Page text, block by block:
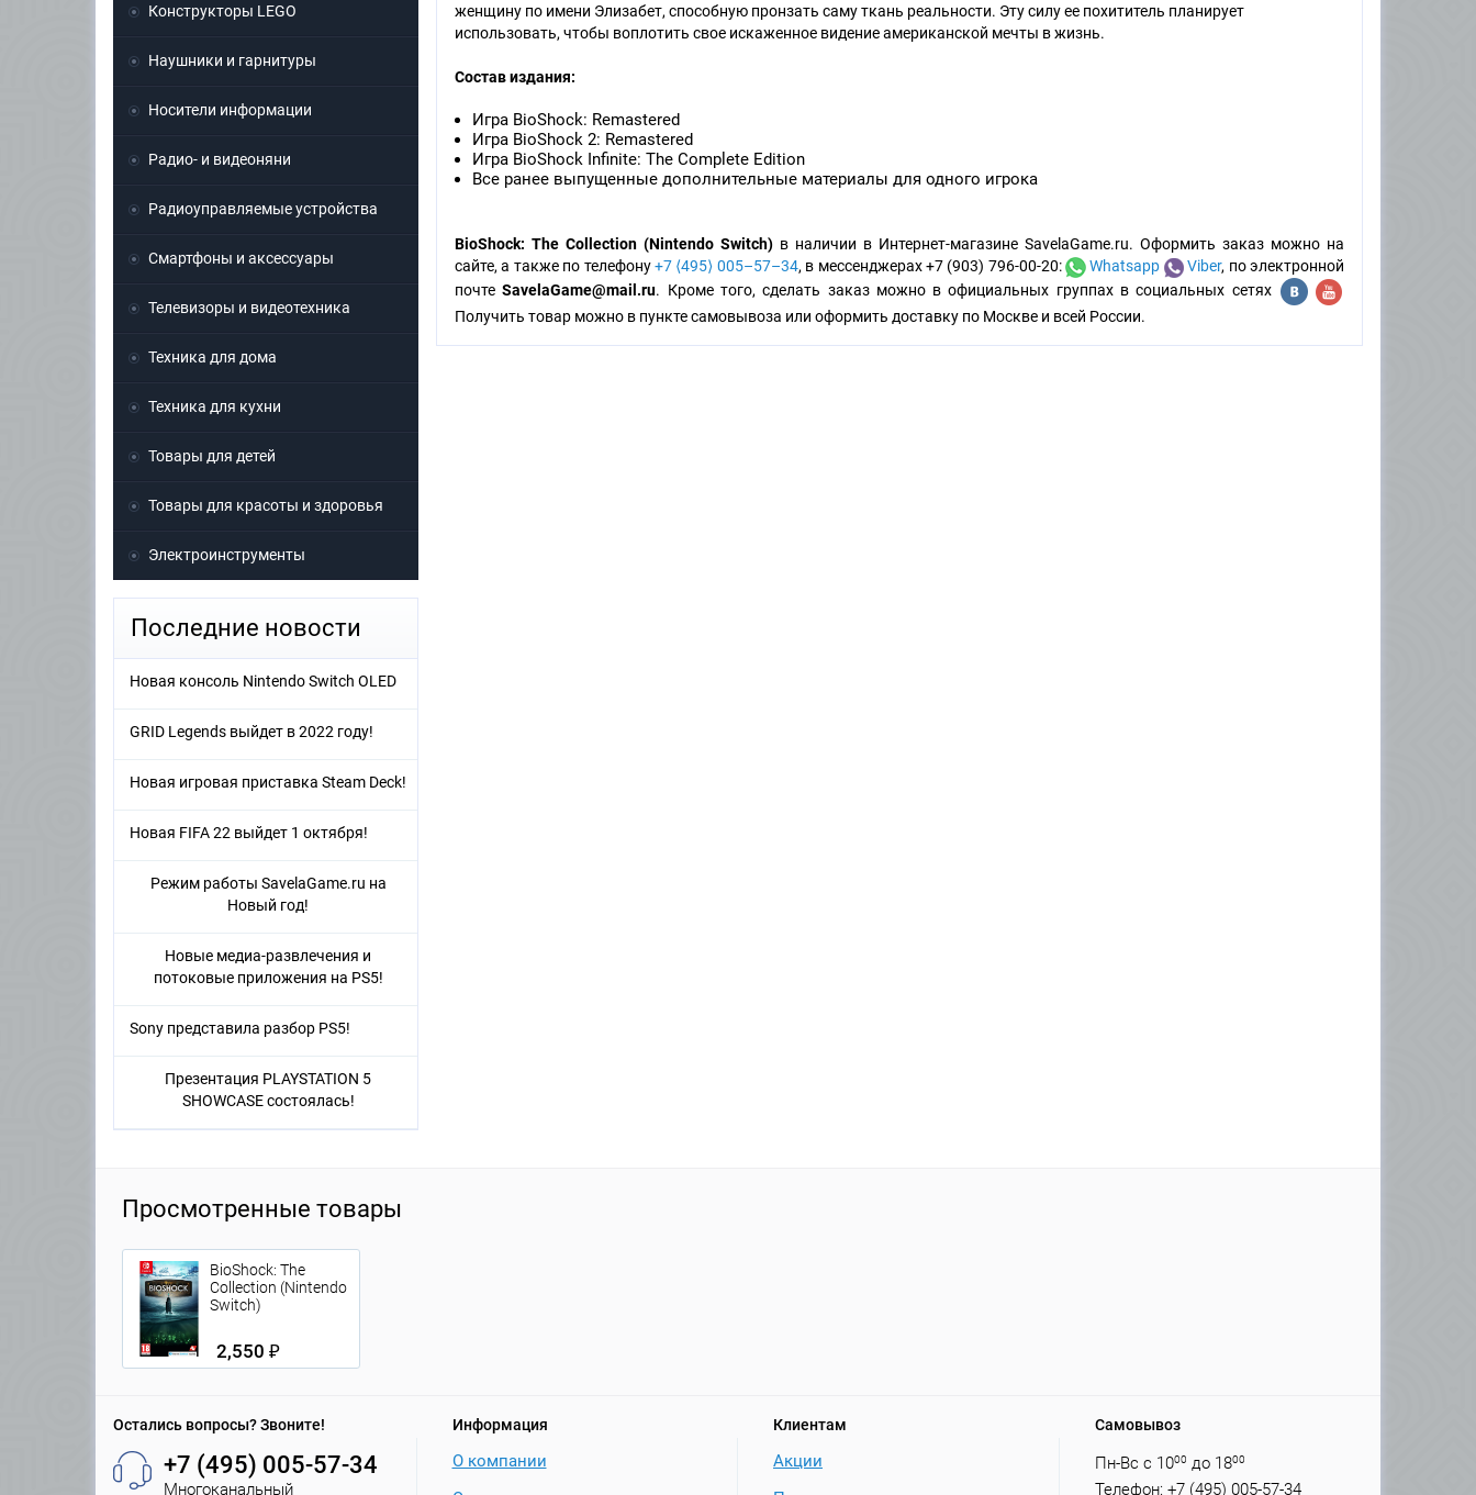
женщину по имени Элизабет, способную пронзать саму ткань реальности. Эту силу ее похититель планирует
использовать, чтобы воплотить свое искаженное видение американской мечты в жизнь.
Состав издания:
Игра BioShock: Remastered
Игра BioShock 2: Remastered
Игра BioShock Infinite: The Complete Edition
Все ранее выпущенные дополнительные материалы для одного игрока
BioShock: The Collection (Nintendo Switch) в наличии в Интернет-магазине SavelaGame.ru. Оформить заказ можно на
сайте, а также по телефону+7 ⟨495⟩ 005–57–34, в мессенджерах +7 (903) 796-00-20: Whatsapp Viber, по электронной
почтеSavelaGame@mail.ru. Кроме того, сделать заказ можно в официальных группах в социальных сетях
Получить товар можно в пункте самовывоза или оформить доставку по Москве и всей России.
Конструкторы LEGO
Наушники и гарнитуры
Носители информации
Радио- и видеоняни
Радиоуправляемые устройства
Смартфоны и аксессуары
Телевизоры и видеотехника
Техника для дома
Техника для кухни
Товары для детей
Товары для красоты и здоровья
Электроинструменты
Последние новости
Новая консоль Nintendo Switch OLED
GRID Legends выйдет в 2022 году!
Новая игровая приставка Steam Deck!
Новая FIFA 22 выйдет 1 октября!
Режим работы SavelaGame.ru на
Новый год!
Новые медиа-развлечения и
потоковые приложения на PS5!
Sony представила разбор PS5!
Презентация PLAYSTATION 5
SHOWCASE состоялась!
Просмотренные товары
BioShock: The
Collection (Nintendo
Switch)
2,550 ₽
Остались вопросы? Звоните!
+7 (495) 005-57-34
Многоканальный
Информация
О компании
Клиентам
Акции
Самовывоз
Пн-Вс с 1000 до 1800
Телефон: +7 (495) 005-57-34